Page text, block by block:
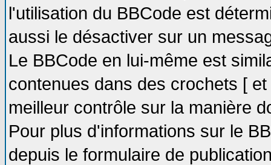
l'utilisation du BBCode est
aussi le désactiver sur un
Le BBCode en lui-même est
contenues dans des crochets [
meilleur contrôle sur la manière
Pour plus d'informations sur le
depuis le formulaire de